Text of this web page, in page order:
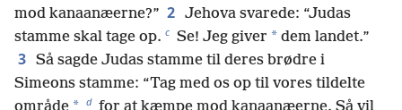
mod kanaanæerne?” 2 Jehova svarede: “Judas
stamme skal tage op. c Se! Jeg giver * dem landet.”
3 Så sagde Judas stamme til deres brødre i
Simeons stamme: “Tag med os op til vores tildelte
d